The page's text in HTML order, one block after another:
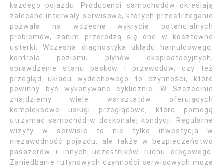
każdego pojazdu. Producenci samochodów określają
zalecane interwały serwisowe, których przestrzeganie
pozwala na wczesne wykrycie potencjalnych
problemów, zanim przerodzą się one w kosztowne
usterki. Wczesna diagnostyka układu hamulcowego,
kontrola poziomu płynów eksploatacyjnych,
sprawdzenie stanu pasków i przewodów, czy też
przegląd układu wydechowego to czynności, które
powinny być wykonywane cyklicznie. W Szczecinie
znajdziemy wiele warsztatów oferujących
kompleksowe usługi przeglądowe, które pomogą
utrzymać samochód w doskonałej kondycji. Regularne
wizyty w serwisie to nie tylko inwestycja w
niezawodność pojazdu, ale także w bezpieczeństwo
pasażerów i innych uczestników ruchu drogowego.
Zaniedbanie rutynowych czynności serwisowych może